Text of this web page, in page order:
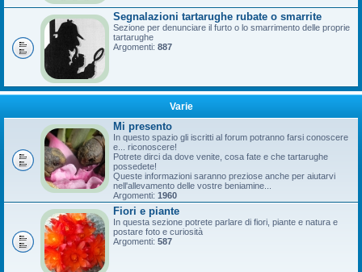
Segnalazioni tartarughe rubate o smarrite
Sezione per denunciare il furto o lo smarrimento delle proprie
tartarughe
Argomenti: 887
Varie
Mi presento
In questo spazio gli iscritti al forum potranno farsi conoscere
e... riconoscere!
Potrete dirci da dove venite, cosa fate e che tartarughe
possedete!
Queste informazioni saranno preziose anche per aiutarvi
nell'allevamento delle vostre beniamine...
Argomenti: 1960
Fiori e piante
In questa sezione potrete parlare di fiori, piante e natura e
postare foto e curiosità
Argomenti: 587